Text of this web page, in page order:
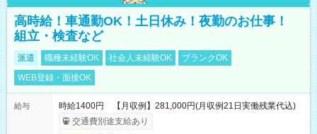
高時給！車通勤OK！土日休み！夜勤のお仕事！
組立・検査など
派遣 職種未経験OK 社会人未経験OK
ブランクOK
WEB登録・面接OK
給与
時給1400円 【月収例】281,000円(月収例21日実働残業代込)
交通費別途支給あり